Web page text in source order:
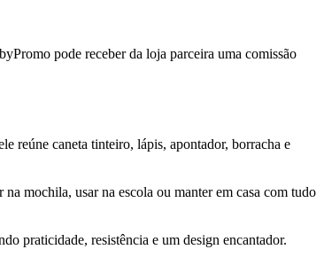
pode receber da loja parceira uma comissão
reúne caneta tinteiro, lápis, apontador, borracha e
mochila, usar na escola ou manter em casa com tudo
praticidade, resistência e um design encantador.